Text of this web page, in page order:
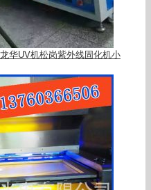
华UV机松岗紫外线固化机小